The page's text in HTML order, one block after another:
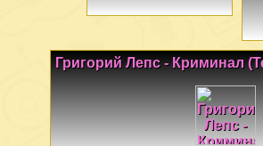
Григорий Лепс - Криминал